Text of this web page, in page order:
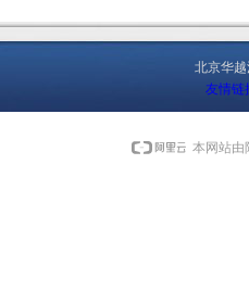
北京华
友情链
本网站由